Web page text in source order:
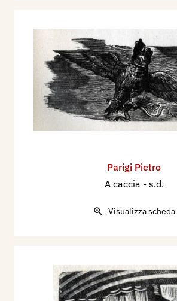
Parigi Pietro
A caccia - s.d.
Visualizza scheda